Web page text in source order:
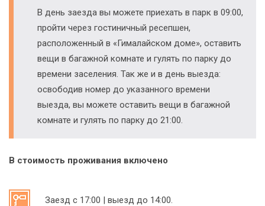
В день заезда вы можете приехать в парк в 09:00,
пройти через гостиничный ресепшен,
расположенный в «Гималайском доме», оставить
вещи в багажной комнате и гулять по парку до
времени заселения. Так же и в день выезда:
освободив номер до указанного времени
выезда, вы можете оставить вещи в багажной
комнате и гулять по парку до 21:00.
В стоимость проживания включено
Заезд с 17:00 | выезд до 14:00.